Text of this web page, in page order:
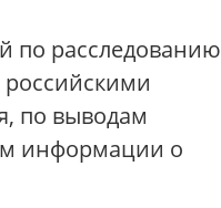
по расследованию
по выводам
информации о